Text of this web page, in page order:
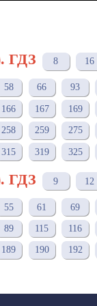
ГДЗ 8 16
58 66 93
166 167 169
258 259 275
315 319 325
ГДЗ 9 12
55 61 69
89 115 116
189 190 192